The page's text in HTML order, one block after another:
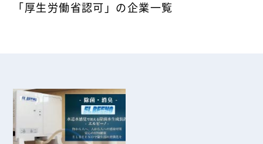
「厚生労働省認可」の企業一覧